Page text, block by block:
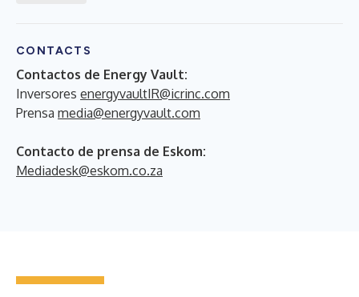
CONTACTS
Contactos de Energy Vault:
Inversores energyvaultIR@icrinc.com
Prensa media@energyvault.com
Contacto de prensa de Eskom:
Mediadesk@eskom.co.za